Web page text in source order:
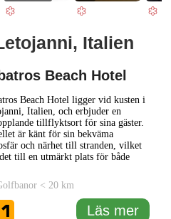
Italien
Beach Hotel
Beach Hotel ligger vid kusten i
Italien, och erbjuder en
tillflyktsort för sina gäster.
är känt för sin bekväma
och närhet till stranden, vilket
till en utmärkt plats för både
och välkomnande personal strävar
Beach Hotel efter att ge varje
en minnesvärd vistelse. Hotellet har
bekvämligheter,
... Läs mer
< 20 km
Läs mer